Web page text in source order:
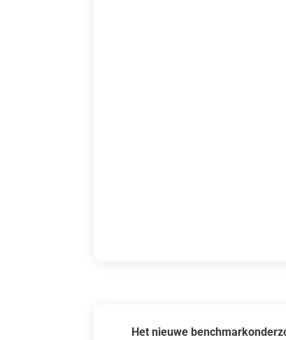
Het nieuwe